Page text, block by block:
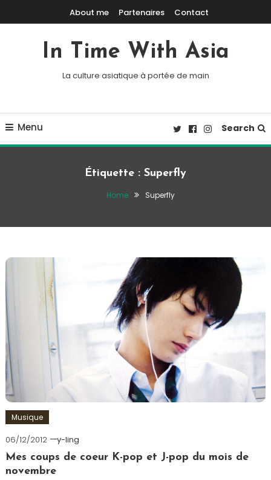
Skip To ContentAbout me Partenaires Contact
In Time With Asia
La culture asiatique à portée de main
Menu Search
Étiquette : Superfly
Home Superfly
Musique
06/12/2012
y-ling
Mes coups de coeur K-pop et J-pop du mois de
novembre